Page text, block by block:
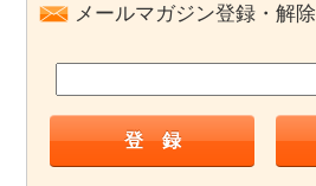
メールマガジン登録・解除